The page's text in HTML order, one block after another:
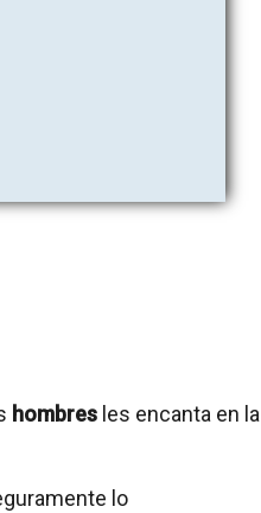
hombres les encanta en la
lo